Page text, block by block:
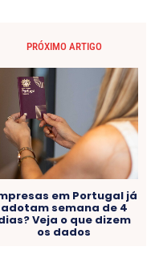
PRÓXIMO ARTIGO
em Portugal já
adotam semana de 4
Veja o que dizem
os dados